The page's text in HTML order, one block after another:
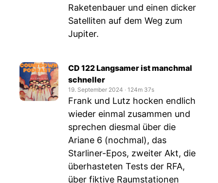
Raketenbauer und einen dicker
Satelliten auf dem Weg zum
Jupiter.
CD 122 Langsamer ist manchmal
schneller
19. September 2024 ‧ 124m 37s
Frank und Lutz hocken endlich
wieder einmal zusammen und
sprechen diesmal über die
Ariane 6 (nochmal), das
Starliner-Epos, zweiter Akt, die
überhasteten Tests der RFA,
über fiktive Raumstationen